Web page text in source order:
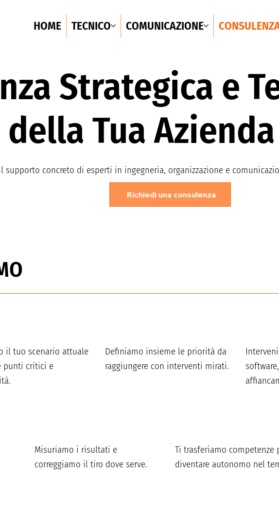
HOME TECNICO COMUNICAZIONE
Strategica e
Tua Azienda
concreto di esperti in ingegneria, organizzazione e
Richiedi una consulenza
il tuo scenario attuale
punti critici e
Definiamo insieme le priorità da
raggiungere con interventi mirati.
Misuriamo i risultati e
correggiamo il tiro dove serve.
Ti trasferiamo competenze
diventare autonomo nel